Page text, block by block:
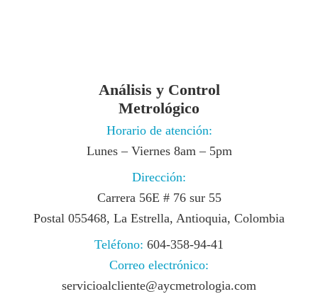
Análisis y Control
Metrológico
Horario de atención:
Lunes – Viernes 8am – 5pm
Dirección:
Carrera 56E # 76 sur 55
Postal 055468, La Estrella, Antioquia, Colombia
Teléfono: 604-358-94-41
Correo electrónico:
servicioalcliente@aycmetrologia.com